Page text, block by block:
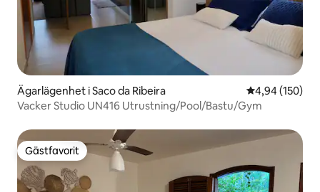
Ägarlägenhet i Saco da Ribeira 4,94 av 5 i
4,94 (150)
Vacker Studio UN416 Utrustning/Pool/Bastu/Gym
Gästfavorit
Gästfavorit